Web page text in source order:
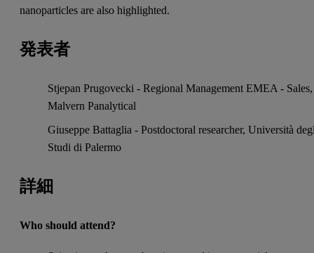
nanoparticles are also highlighted.
発表者
Stjepan Prugovecki - Regional Management EMEA - Sales,
Malvern Panalytical
Giuseppe Battaglia - Postdoctoral researcher, Università
Studi di Palermo
詳細
Who should attend?